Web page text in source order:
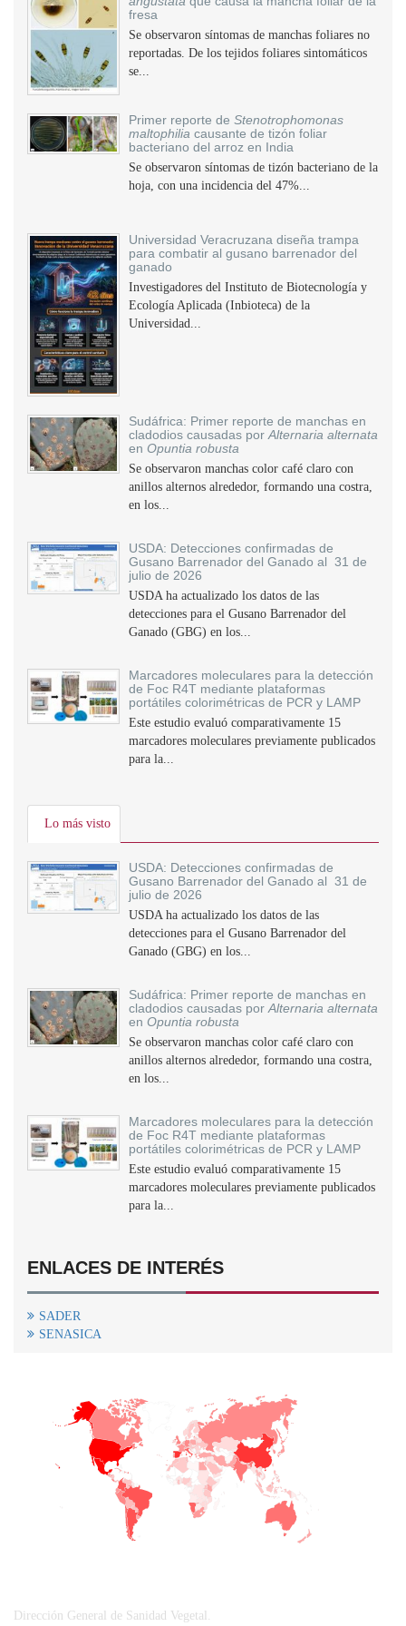
fresa
Se observaron síntomas de manchas foliares no
reportadas. De los tejidos foliares sintomáticos
se...
Primer reporte de Stenotrophomonas
maltophilia causante de tizón foliar
bacteriano del arroz en India
Se observaron síntomas de tizón bacteriano de la
hoja, con una incidencia del 47%...
Universidad Veracruzana diseña trampa
para combatir al gusano barrenador del
ganado
Investigadores del Instituto de Biotecnología y
Ecología Aplicada (Inbioteca) de la
Universidad...
Sudáfrica: Primer reporte de manchas en
cladodios causadas por Alternaria alternata
en Opuntia robusta
Se observaron manchas color café claro con
anillos alternos alrededor, formando una costra,
en los...
USDA: Detecciones confirmadas de
Gusano Barrenador del Ganado al 31 de
julio de 2026
USDA ha actualizado los datos de las
detecciones para el Gusano Barrenador del
Ganado (GBG) en los...
Marcadores moleculares para la detección
de Foc R4T mediante plataformas
portátiles colorimétricas de PCR y LAMP
Este estudio evaluó comparativamente 15
marcadores moleculares previamente publicados
para la...
Lo más visto
USDA: Detecciones confirmadas de
Gusano Barrenador del Ganado al 31 de
julio de 2026
USDA ha actualizado los datos de las
detecciones para el Gusano Barrenador del
Ganado (GBG) en los...
Sudáfrica: Primer reporte de manchas en
cladodios causadas por Alternaria alternata
en Opuntia robusta
Se observaron manchas color café claro con
anillos alternos alrededor, formando una costra,
en los...
Marcadores moleculares para la detección
de Foc R4T mediante plataformas
portátiles colorimétricas de PCR y LAMP
Este estudio evaluó comparativamente 15
marcadores moleculares previamente publicados
para la...
ENLACES DE INTERÉS
SADER
SENASICA
Dirección General de Sanidad Vegetal.